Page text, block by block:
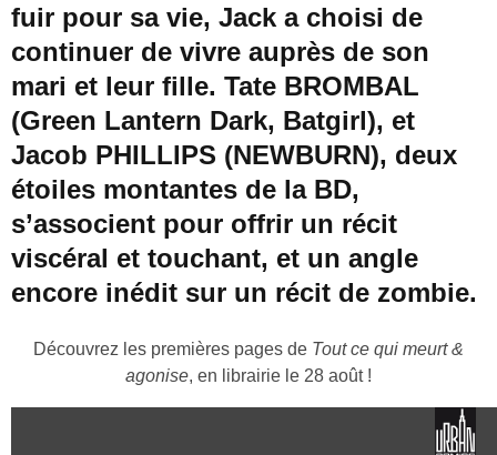
fuir pour sa vie, Jack a choisi de
continuer de vivre auprès de son
mari et leur fille. Tate BROMBAL
(Green Lantern Dark, Batgirl), et
Jacob PHILLIPS (NEWBURN), deux
étoiles montantes de la BD,
s’associent pour offrir un récit
viscéral et touchant, et un angle
encore inédit sur un récit de zombie.
Découvrez les premières pages de Tout ce qui meurt &
agonise, en librairie le 28 août !